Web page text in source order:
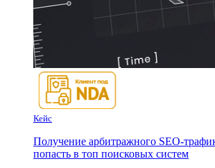
Кейс
Получение арбитражного SEO-
попасть в топ поисковых систем